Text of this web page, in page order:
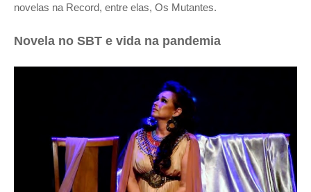
novelas na Record, entre elas, Os Mutantes.
Novela no SBT e vida na pandemia